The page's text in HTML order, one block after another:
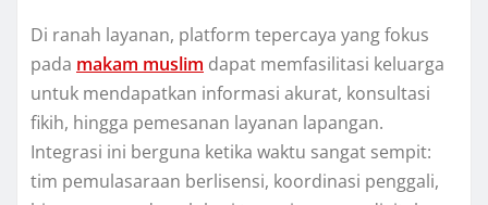
Di ranah layanan, platform tepercaya yang fokus
pada makam muslim dapat memfasilitasi keluarga
untuk mendapatkan informasi akurat, konsultasi
fikih, hingga pemesanan layanan lapangan.
Integrasi ini berguna ketika waktu sangat sempit:
tim pemulasaraan berlisensi, koordinasi penggali,